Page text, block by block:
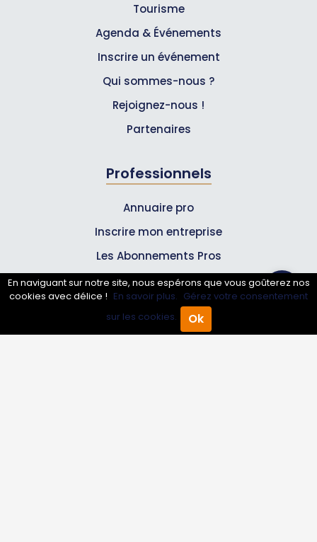
Annuaire Pro Agenda
Tourisme
Agenda & Événements
Inscrire un événement
Qui sommes-nous ?
Rejoignez-nous !
Partenaires
Professionnels
Annuaire pro
Inscrire mon entreprise
Les Abonnements Pros
Infos
Mentions légales et CGV
En naviguant sur notre site, nous espérons que vous goûterez nos
cookies avec délice ! En savoir plus. Gérez votre consentement
sur les cookies.
Ok